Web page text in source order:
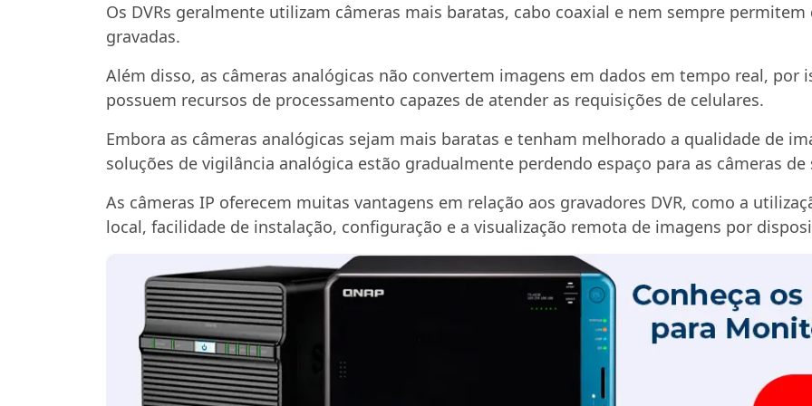
Os DVRs geralmente utilizam câmeras mais baratas, cabo coaxial e nem sempre
gravadas.
Além disso, as câmeras analógicas não convertem imagens em dados em tempo real, por
possuem recursos de processamento capazes de atender as requisições de celulares.
Embora as câmeras analógicas sejam mais baratas e tenham melhorado a qualidade de
soluções de vigilância analógica estão gradualmente perdendo espaço para as câmeras de
As câmeras IP oferecem muitas vantagens em relação aos gravadores DVR, como a
local, facilidade de instalação, configuração e a visualização remota de imagens por